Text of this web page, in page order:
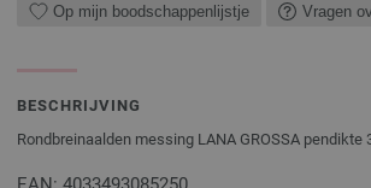
Op mijn boodschappenlijstje Vragen
BESCHRIJVING
Rondbreinaalden messing LANA GROSSA pendikte